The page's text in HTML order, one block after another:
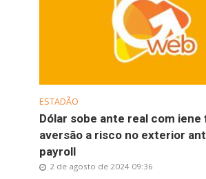
ESTADÃO
Dólar sobe ante real com
aversão a risco no exterior
payroll
2 de agosto de 2024 09:36